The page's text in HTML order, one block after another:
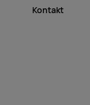
Kontakt